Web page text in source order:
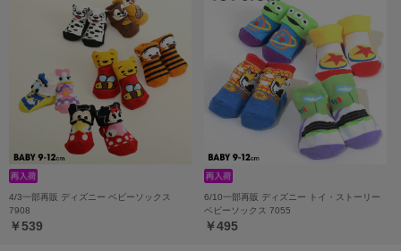
4/3一部再販 ディズニー ベビーソックス
7908
￥539
6/10一部再販 ディズニー トイ・ストーリー
ベビーソックス 7055
￥495